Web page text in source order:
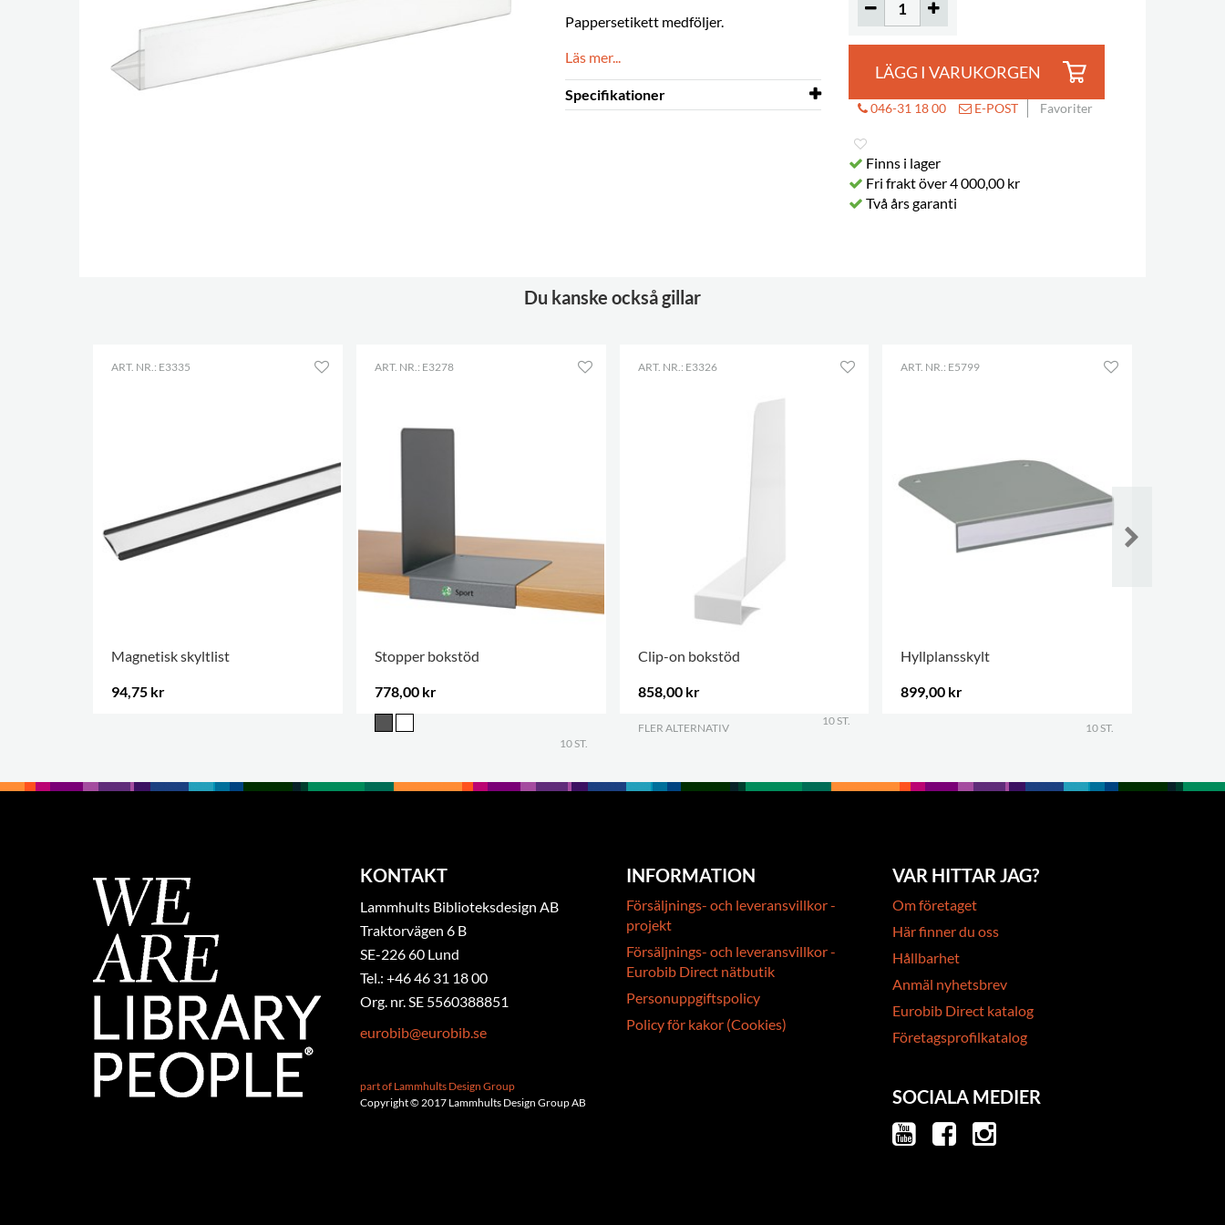
Pappersetikett medföljer.
Läs mer...
Specifikationer
LÄGG I VARUKORGEN
046-31 18 00 E-POST Favoriter
Finns i lager
Fri frakt över 4 000,00 kr
Två års garanti
Du kanske också gillar
ART. NR.: E3335
Magnetisk skyltlist
94,75 kr
ART. NR.: E3278
Stopper bokstöd
778,00 kr
10 ST.
ART. NR.: E3326
Clip-on bokstöd
858,00 kr
FLER ALTERNATIV
10 ST.
ART. NR.: E5799
Hyllplansskylt
899,00 kr
10 ST.
KONTAKT
Lammhults Biblioteksdesign AB
Traktorvägen 6 B
SE-226 60 Lund
Tel.: +46 46 31 18 00
Org. nr. SE 5560388851
eurobib@eurobib.se
part of Lammhults Design Group
Copyright © 2017 Lammhults Design Group AB
INFORMATION
Försäljnings- och leveransvillkor -
projekt
Försäljnings- och leveransvillkor -
Eurobib Direct nätbutik
Personuppgiftspolicy
Policy för kakor (Cookies)
VAR HITTAR JAG?
Om företaget
Här finner du oss
Hållbarhet
Anmäl nyhetsbrev
Eurobib Direct katalog
Företagsprofilkatalog
SOCIALA MEDIER